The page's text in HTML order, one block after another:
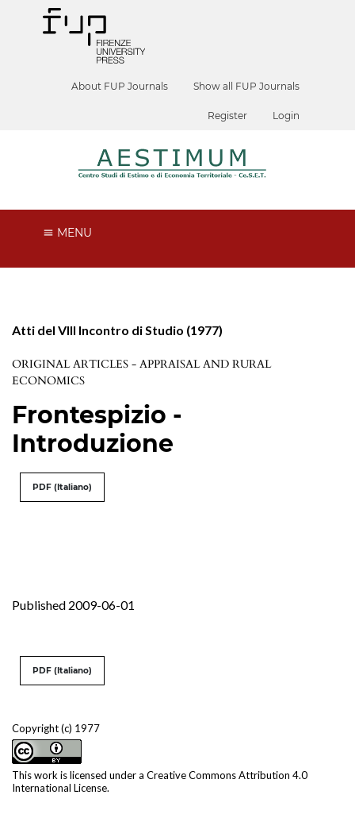
About FUP Journals Show all FUP Journals
Register Login
MENU
Atti del VIII Incontro di Studio (1977)
ORIGINAL ARTICLES - APPRAISAL AND RURAL
ECONOMICS
Frontespizio -
Introduzione
PDF (Italiano)
Published 2009-06-01
Copyright (c) 1977
This work is licensed under a Creative Commons Attribution 4.0
International License.
PDF (Italiano)